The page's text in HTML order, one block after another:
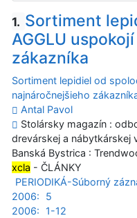
1. Sortiment
AGGLU
zákazníka
Sortiment lepidiel od
najnáročnejšieho
Antal Pavol
Stolársky magazín :
drevárskej a nábytkárskej
Banská Bystrica :
xcla - ČLÁNKY
PERIODIKÁ-Súborný
2006:
5
2006:
1-12